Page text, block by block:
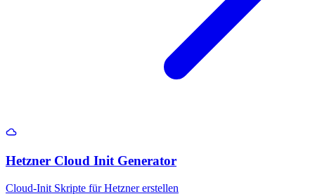
Hetzner Cloud Init Generator
Cloud-Init Skripte für Hetzner erstellen